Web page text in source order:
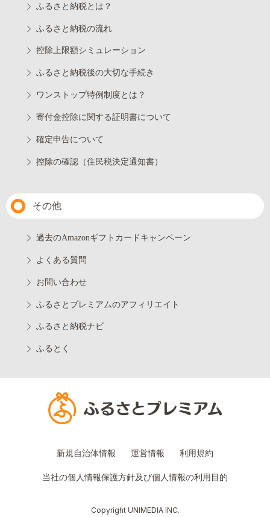
ふるさと納税とは？
ふるさと納税の流れ
控除上限額シミュレーション
ふるさと納税後の大切な手続き
ワンストップ特例制度とは？
寄付金控除に関する証明書について
確定申告について
控除の確認（住民税決定通知書）
その他
過去のAmazonギフトカードキャンペーン
よくある質問
お問い合わせ
ふるさとプレミアムのアフィリエイト
ふるさと納税ナビ
ふるとく
新規自治体情報 運営情報 利用規約
当社の個人情報保護方針及び個人情報の利用目的
Copyright UNIMEDIA INC.